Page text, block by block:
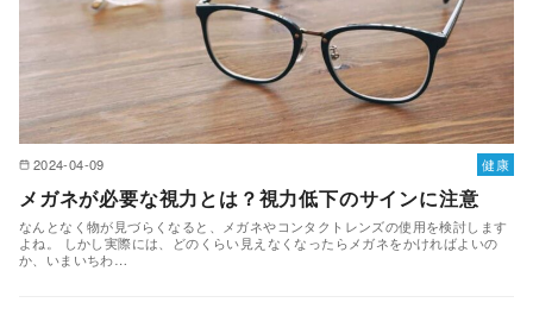
2024-04-09 健康
メガネが必要な視力とは？視力低下のサインに注意
なんとなく物が見づらくなると、メガネやコンタクトレンズの使用を検討します
よね。 しかし実際には、どのくらい見えなくなったらメガネをかければよいの
か、いまいちわ…